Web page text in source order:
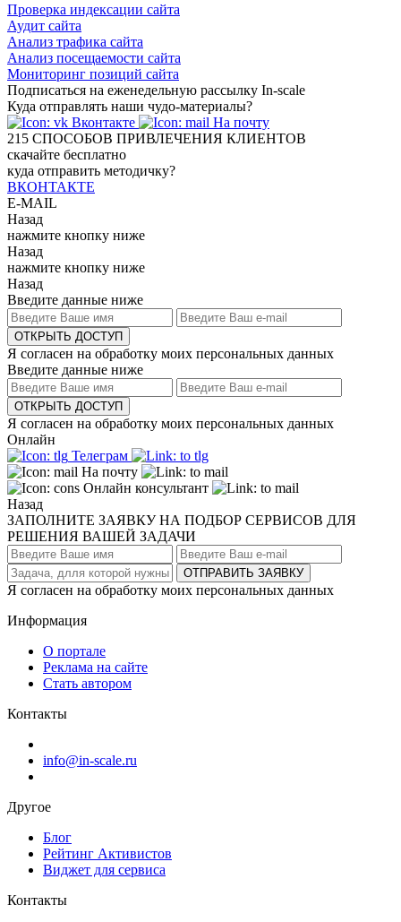
Проверка индексации сайта
Аудит сайта
Анализ трафика сайта
Анализ посещаемости сайта
Мониторинг позиций сайта
Подписаться на еженедельную рассылку In-scale
Куда отправлять наши чудо-материалы?
Вконтакте
На почту
215 СПОСОБОВ ПРИВЛЕЧЕНИЯ КЛИЕНТОВ
скачайте бесплатно
куда отправить методичку?
ВКОНТАКТЕ
E-MAIL
Назад
нажмите кнопку ниже
Назад
нажмите кнопку ниже
Назад
Введите данные ниже
ОТКРЫТЬ ДОСТУП
Я согласен на обработку моих персональных данных
Введите данные ниже
ОТКРЫТЬ ДОСТУП
Я согласен на обработку моих персональных данных
Онлайн
Телеграм
На почту
Онлайн консультант
Назад
ЗАПОЛНИТЕ ЗАЯВКУ НА ПОДБОР СЕРВИСОВ ДЛЯ
РЕШЕНИЯ ВАШЕЙ ЗАДАЧИ
ОТПРАВИТЬ ЗАЯВКУ
Я согласен на обработку моих персональных данных
Информация
О портале
Реклама на сайте
Стать автором
Контакты
info@in-scale.ru
Другое
Блог
Рейтинг Активистов
Виджет для сервиса
Контакты